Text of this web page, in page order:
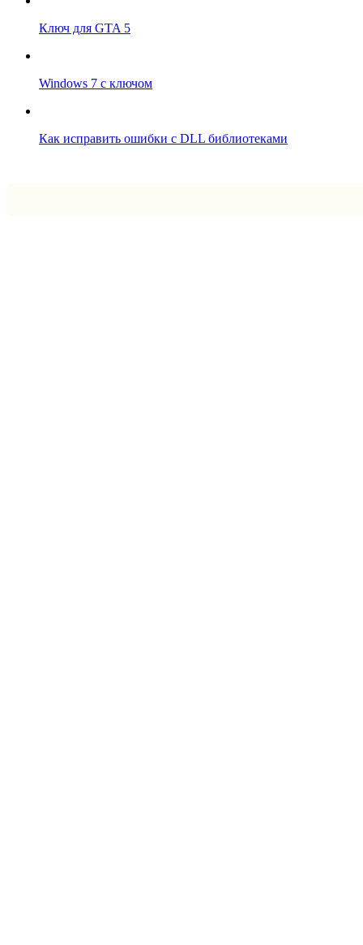
Ключ для GTA 5
Windows 7 с ключом
Как исправить ошибки с DLL библиотеками